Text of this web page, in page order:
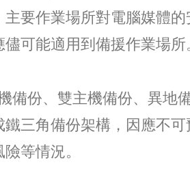
主要作業場所對電腦媒體的
儘可能適用到備援作業場所
備份、雙主機備份、異地
鐵三角備份架構，因應不可
等情況。